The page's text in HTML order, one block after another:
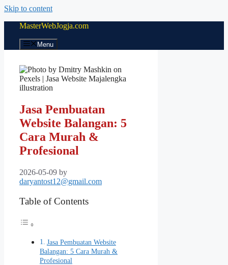
Skip to content
MasterWebJogja.com
Menu
Jasa Pembuatan
Website Balangan: 5
Cara Murah &
Profesional
2026-05-09 by
daryantost12@gmail.com
Table of Contents
Jasa Pembuatan Website
Balangan: 5 Cara Murah &
Profesional